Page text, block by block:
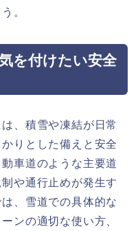
。
を付けたい安全
、積雪や凍結が日常
りとした備えと安全
車道のような主要道
や通行止めが発生す
、雪道での具体的な
ンの適切な使い方、